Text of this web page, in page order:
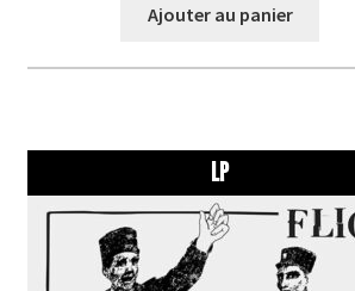
Ajouter au panier
LP